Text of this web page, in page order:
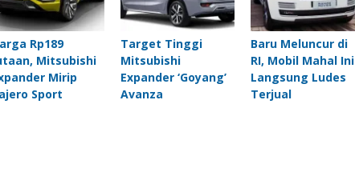
Rp189
Mitsubishi
Mirip
Sport
Target Tinggi
Mitsubishi
Expander ‘Goyang’
Avanza
Baru Meluncur di
RI, Mobil Mahal Ini
Langsung Ludes
Terjual